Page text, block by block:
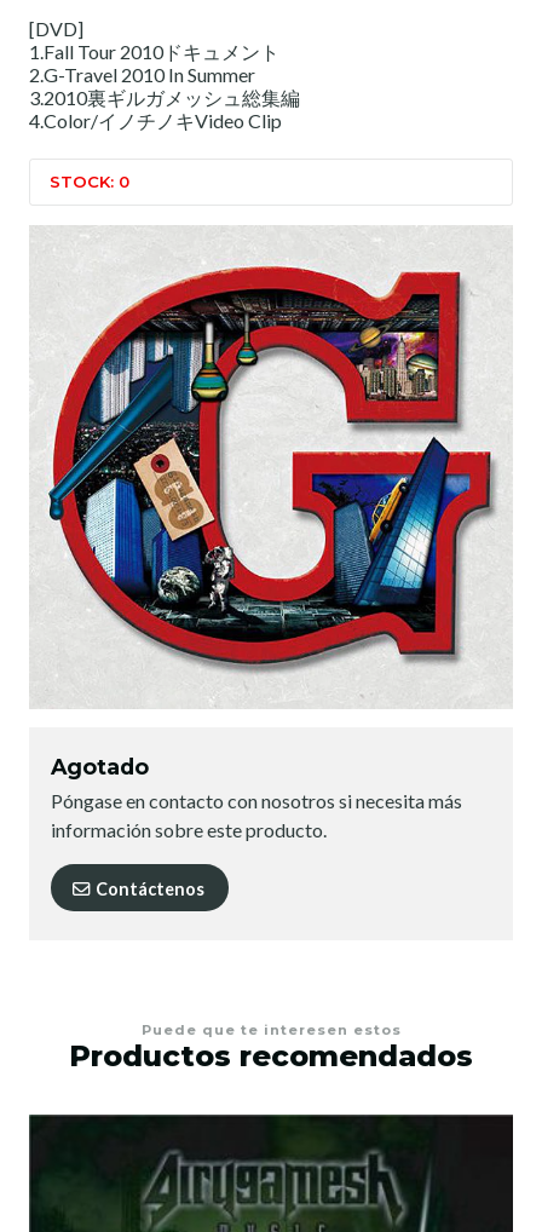
[DVD]
1.Fall Tour 2010ドキュメント
2.G-Travel 2010 In Summer
3.2010裏ギルガメッシュ総集編
4.Color/イノチノキVideo Clip
STOCK: 0
Agotado
Póngase en contacto con nosotros si necesita más
información sobre este producto.
Contáctenos
Puede que te interesen estos
Productos recomendados